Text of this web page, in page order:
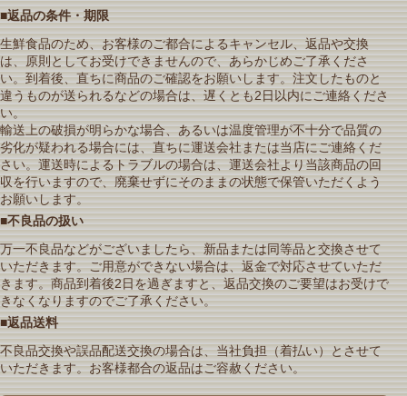
■返品の条件・期限
生鮮食品のため、お客様のご都合によるキャンセル、返品や交換
は、原則としてお受けできませんので、あらかじめご了承くださ
い。到着後、直ちに商品のご確認をお願いします。注文したものと
違うものが送られるなどの場合は、遅くとも2日以内にご連絡くださ
い。
輸送上の破損が明らかな場合、あるいは温度管理が不十分で品質の
劣化が疑われる場合には、直ちに運送会社または当店にご連絡くだ
さい。運送時によるトラブルの場合は、運送会社より当該商品の回
収を行いますので、廃棄せずにそのままの状態で保管いただくよう
お願いします。
■不良品の扱い
万一不良品などがございましたら、新品または同等品と交換させて
いただきます。ご用意ができない場合は、返金で対応させていただ
きます。商品到着後2日を過ぎますと、返品交換のご要望はお受けで
きなくなりますのでご了承ください。
■返品送料
不良品交換や誤品配送交換の場合は、当社負担（着払い）とさせて
いただきます。お客様都合の返品はご容赦ください。